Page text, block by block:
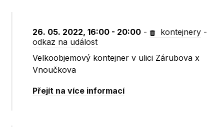
26. 05. 2022, 16:00 - 20:00 - kontejnery -
odkaz na událost
Velkoobjemový kontejner v ulici Zárubova x
Vnoučkova
Přejít na více informací